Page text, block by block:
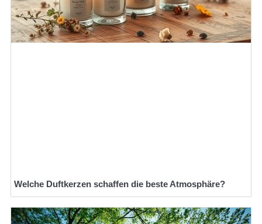
Welche Duftkerzen schaffen die beste Atmosphäre?